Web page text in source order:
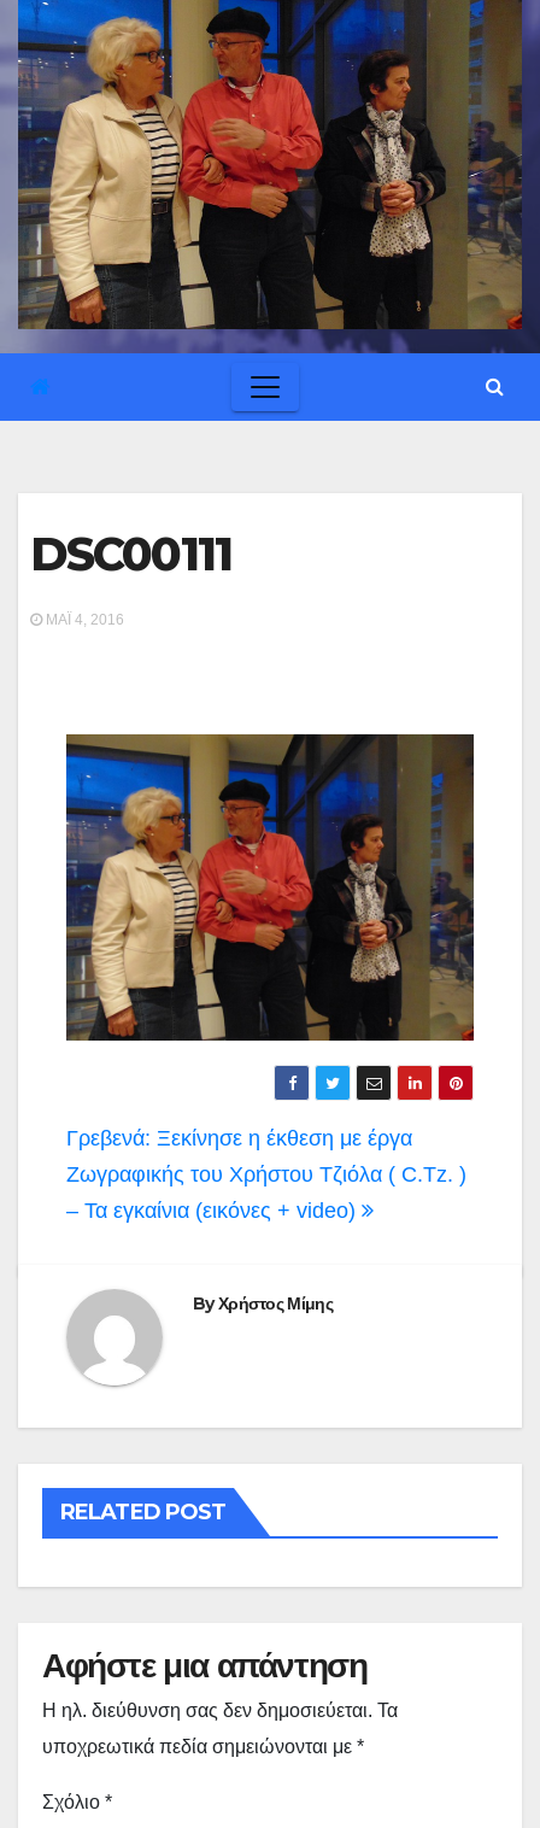
DSC00111
ΜΆΙ 4, 2016
Πλοήγηση
άρθρων
Γρεβενά: Ξεκίνησε η έκθεση με έργα
Ζωγραφικής του Χρήστου Τζιόλα ( C.Tz. )
– Τα εγκαίνια (εικόνες + video)
ByΧρήστος Μίμης
RELATED POST
Αφήστε μια απάντηση
Η ηλ. διεύθυνση σας δεν δημοσιεύεται. Τα
υποχρεωτικά πεδία σημειώνονται με *
Σχόλιο *